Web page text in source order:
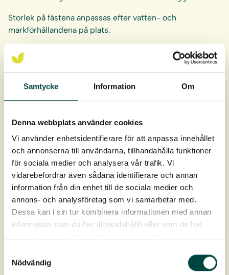
Samtycke Information Om
Denna webbplats använder cookies
Vi använder enhetsidentifierare för att anpassa innehållet
och annonserna till användarna, tillhandahålla funktioner
för sociala medier och analysera vår trafik. Vi
vidarebefordrar även sådana identifierare och annan
information från din enhet till de sociala medier och
annons- och analysföretag som vi samarbetar med.
Dessa kan i sin tur kombinera informationen med annan
information som du har tillhandahållit eller som de har
Nödvändig
Storlek på fästena anpassas efter vatten- och
markförhållandena på plats.
Finns i olika Storlekar: 35 cm, 50 cm och 70 cm.
Fäste Strandmatta:35 cm (standard) eller 50 cm fästet,
valet beror på förhållanden på platsen.
Fäste Strandrulle:50 cm (standard) eller 70 cm, valet
Produktdata
Artikelnr